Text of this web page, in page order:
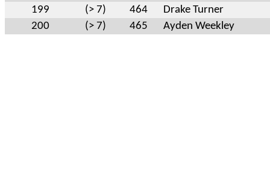
199
(> 7) 464
Drake Turner
200
(> 7) 465 Ayden Weekley